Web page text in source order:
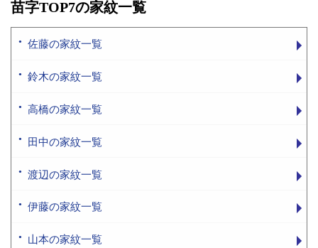
苗字TOP7の家紋一覧
佐藤の家紋一覧
鈴木の家紋一覧
高橋の家紋一覧
田中の家紋一覧
渡辺の家紋一覧
伊藤の家紋一覧
山本の家紋一覧